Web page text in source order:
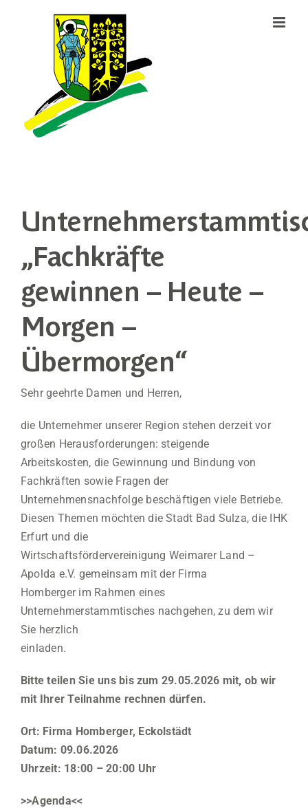
„Fachkräfte
gewinnen – Heute –
Morgen –
Übermorgen“
Sehr geehrte Damen und Herren,
die Unternehmer unserer Region stehen derzeit vor
großen Herausforderungen: steigende
Arbeitskosten, die Gewinnung und Bindung von
Fachkräften sowie Fragen der
Unternehmensnachfolge beschäftigen viele Betriebe.
Diesen Themen möchten die Stadt Bad Sulza, die IHK
Erfurt und die
Wirtschaftsfördervereinigung Weimarer Land –
Apolda e.V. gemeinsam mit der Firma
Homberger im Rahmen eines
Unternehmerstammtisches nachgehen, zu dem wir
Sie herzlich
einladen.
Bitte teilen Sie uns bis zum 29.05.2026 mit, ob wir
mit Ihrer Teilnahme rechnen dürfen.
Ort: Firma Homberger, Eckolstädt
Datum: 09.06.2026
Uhrzeit: 18:00 – 20:00 Uhr
>>Agenda<<